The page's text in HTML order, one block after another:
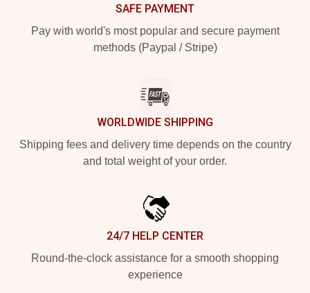
SAFE PAYMENT
Pay with world's most popular and secure payment
methods (Paypal / Stripe)
WORLDWIDE SHIPPING
Shipping fees and delivery time depends on the country
and total weight of your order.
24/7 HELP CENTER
Round-the-clock assistance for a smooth shopping
experience